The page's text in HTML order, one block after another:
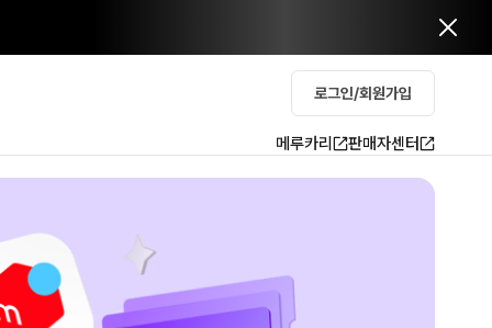
로그인/회원가입
메루카리 판매자센터